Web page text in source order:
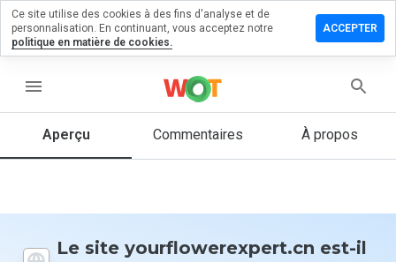
menu
Aperçu Commentaires À propos
Le site yourflowerexpert.cn est-il
un
sur
Quelle
donneriez-
Ce site utilise des cookies à des fins d'analyse et de
personnalisation. En continuant, vous acceptez notre
politique en matière de cookies.
ACCEPTER